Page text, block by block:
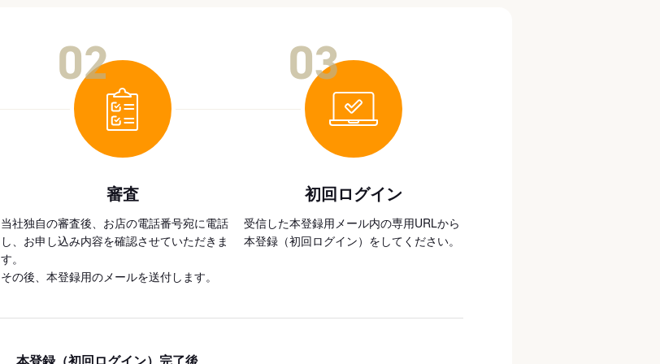
審査
当社独自の審査後、お店の電話番号宛に電話
し、お申し込み内容を確認させていただきま
す。
その後、本登録用のメールを送付します。
初回ログイン
受信した本登録用メール内の専用URLから
本登録（初回ログイン）をしてください。